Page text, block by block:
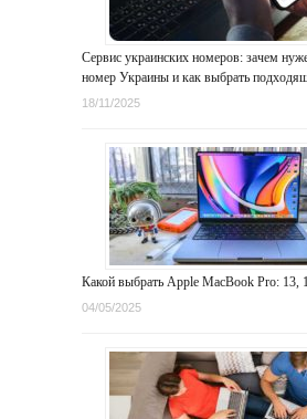
Сервис украинских номеров: зачем
номер Украины и как выбрать
18/11/2025
Какой выбрать Apple MacBook Pro: 13,
04/05/2025